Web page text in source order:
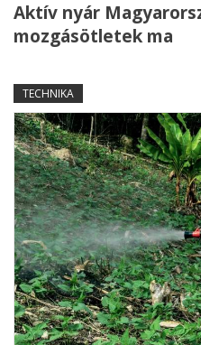
Aktív nyár
mozgásötletek ma
TECHNIKA